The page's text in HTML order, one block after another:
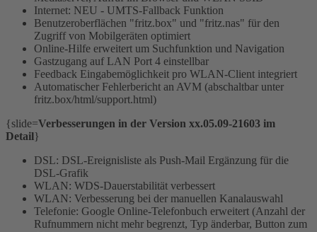
Internet: NEU - UMTS-Fallback Funktion
Benutzeroberflächen "fritz.box" und "fritz.nas" für den
Zugriff von Mobilgeräten optimiert
Online-Hilfe erweitert um Suchfunktion und Navigation
Gastzugang auf LAN Port 4 einstellbar
Feedback Eingabemöglichkeit pro WLAN-Client integriert
Automatischer Fehlerbericht an AVM (abschaltbar unter
fritz.box/html/support.html)
{slide=Verbesserungen in der Version xx.05.09-21603 im
Detail}
DSL: DSL-Ereignisliste als Push-Mail Ergänzung für die
DSL-Grafik
WLAN: WDS-Dauerstabilität verbessert
WLAN: Verbesserung bei der manuellen Kanalauswahl
Telefonie: Google Online-Telefonbuch erweitert (Anzahl der
Rufnummern nicht mehr begrenzt, Typ änderbar, Button zum